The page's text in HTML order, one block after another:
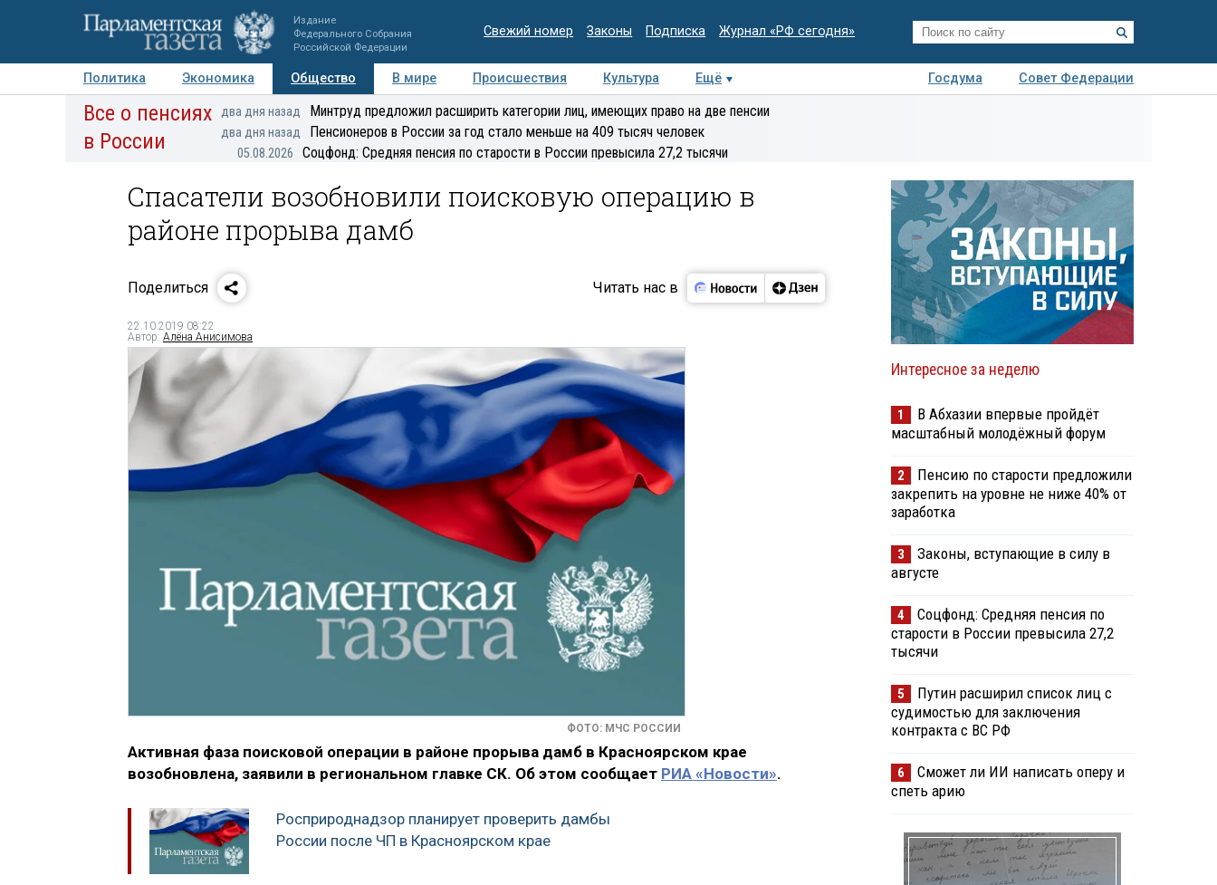
Издание
Федерального Собрания
Российской Федерации
Свежий номер Законы Подписка Журнал «РФ сегодня»
Политика Экономика Общество В мире Происшествия Культура Ещё Госдума
Совет Федерации
Авторы Персоны Мнения Регионы Медиацентр Интервью Колумнисты
Деловая
Все о пенсиях
в России
два дня назад Минтруд предложил расширить категории лиц, имеющих право на две пенсии
два дня назад Пенсионеров в России за год стало меньше на 409 тысяч человек
05.08.2026 Соцфонд: Средняя пенсия по старости в России превысила 27,2 тысячи
Спасатели возобновили поисковую операцию в
районе прорыва дамб
Поделиться Читать нас в
22.10.2019 08:22
Автор: Алёна Анисимова
ФОТО: МЧС РОССИИ
Активная фаза поисковой операции в районе прорыва дамб в Красноярском крае
возобновлена, заявили в региональном главке СК. Об этом сообщает РИА «Новости».
Росприроднадзор планирует проверить дамбы
России после ЧП в Красноярском крае
Интересное за неделю
1
В Абхазии впервые пройдёт
масштабный молодёжный форум
2
Пенсию по старости предложили
закрепить на уровне не ниже 40% от
заработка
3
Законы, вступающие в силу в
августе
4
Соцфонд: Средняя пенсия по
старости в России превысила 27,2
тысячи
5
Путин расширил список лиц с
судимостью для заключения
контракта с ВС РФ
6
Сможет ли ИИ написать оперу и
спеть арию